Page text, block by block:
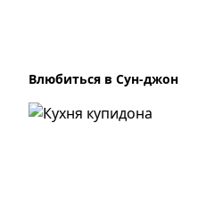
Влюбиться в Сун-джон